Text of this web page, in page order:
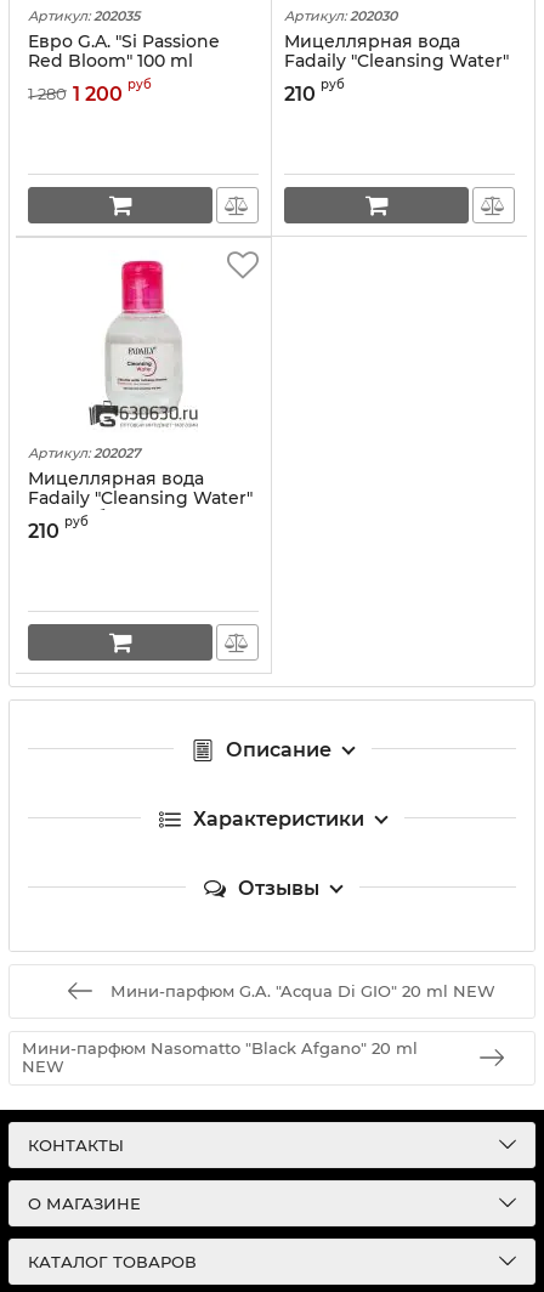
Артикул: 202035
Евро G.A. "Si Passione
Red Bloom" 100 ml
1 280 1 200 руб
Артикул: 202030
Мицеллярная вода
Fadaily "Cleansing Water"
100 ml (розовая)
210 руб
Артикул: 202027
Мицеллярная вода
Fadaily "Cleansing Water"
100 ml (белая)
210 руб
Описание
Характеристики
Отзывы
Мини-парфюм G.A. "Acqua Di GIO" 20 ml NEW
Мини-парфюм Nasomatto "Black Afgano" 20 ml
NEW
КОНТАКТЫ
О МАГАЗИНЕ
КАТАЛОГ ТОВАРОВ